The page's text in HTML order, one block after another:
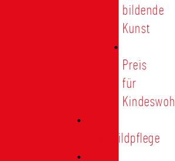
bildende
Kunst
Preis
für
Kindeswohl
Stadtbildpflege